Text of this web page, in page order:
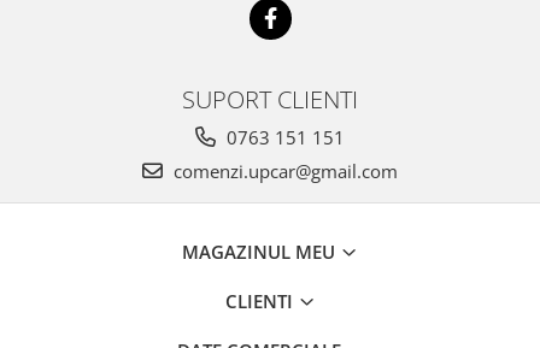
SUPORT CLIENTI
0763 151 151
comenzi.upcar@gmail.com
MAGAZINUL MEU
CLIENTI